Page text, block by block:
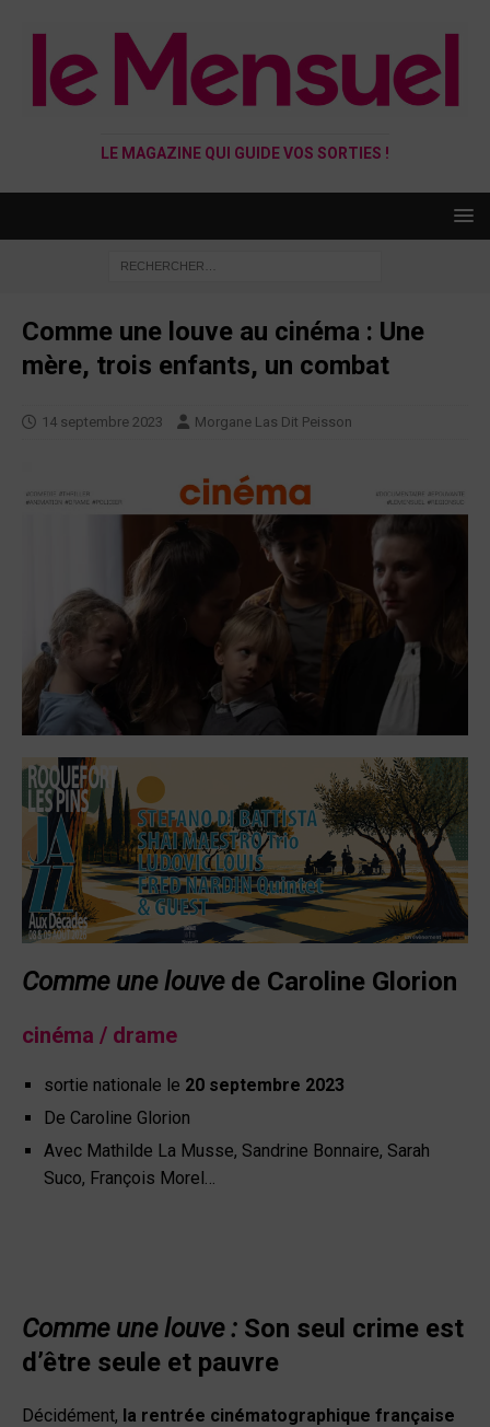
LE MAGAZINE QUI GUIDE VOS SORTIES !
Comme une louve au cinéma : Une
mère, trois enfants, un combat
14 septembre 2023 Morgane Las Dit Peisson
Comme une louvede Caroline Glorion
cinéma / drame
sortie nationale le 20 septembre 2023
De Caroline Glorion
Avec Mathilde La Musse, Sandrine Bonnaire, Sarah
Suco, François Morel…
Comme une louve : Son seul crime est
d’être seule et pauvre
Décidément, la rentrée cinématographique française